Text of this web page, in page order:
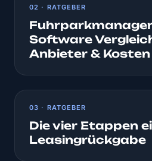
02 · RATGEBER
Software
Anbieter & Kosten
03 · RATGEBER
Die vier Etappen
Leasingrückgabe